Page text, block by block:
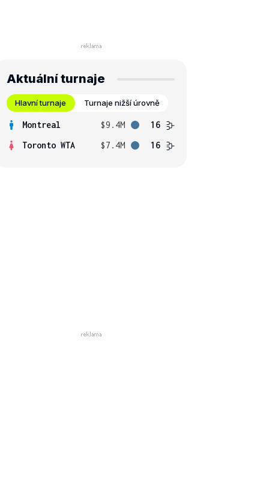
Aktuální turnaje
Hlavní turnaje Turnaje nižší úrovně
Montreal $9.4M
16
Toronto WTA
$7.4M 16